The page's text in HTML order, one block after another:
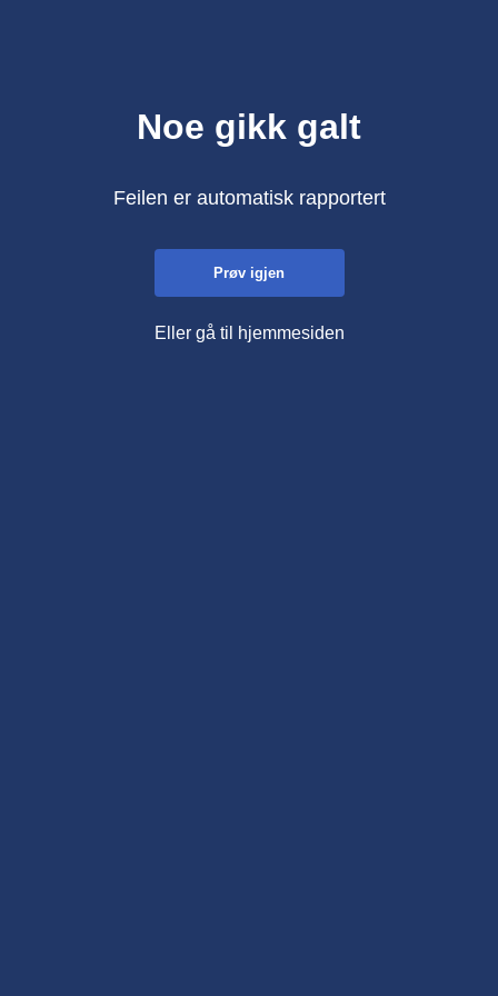
Noe gikk galt
Feilen er automatisk rapportert
Prøv igjen
Eller gå til hjemmesiden